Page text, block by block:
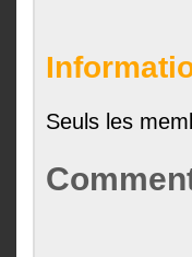
Seuls les